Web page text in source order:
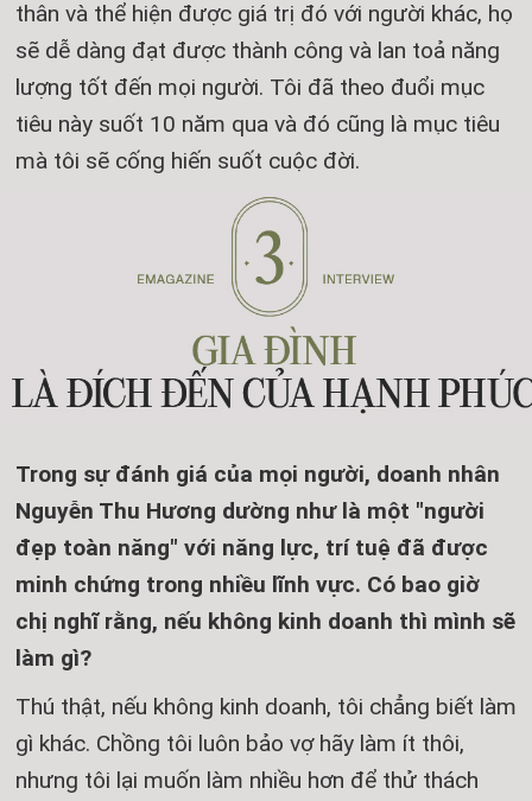
thân và thể hiện được giá trị đó với người khác, họ
sẽ dễ dàng đạt được thành công và lan toả năng
lượng tốt đến mọi người. Tôi đã theo đuổi mục
tiêu này suốt 10 năm qua và đó cũng là mục tiêu
mà tôi sẽ cống hiến suốt cuộc đời.
Trong sự đánh giá của mọi người, doanh nhân
Nguyễn Thu Hương dường như là một "người
đẹp toàn năng" với năng lực, trí tuệ đã được
minh chứng trong nhiều lĩnh vực. Có bao giờ
chị nghĩ rằng, nếu không kinh doanh thì mình sẽ
làm gì?
Thú thật, nếu không kinh doanh, tôi chẳng biết làm
gì khác. Chồng tôi luôn bảo vợ hãy làm ít thôi,
nhưng tôi lại muốn làm nhiều hơn để thử thách